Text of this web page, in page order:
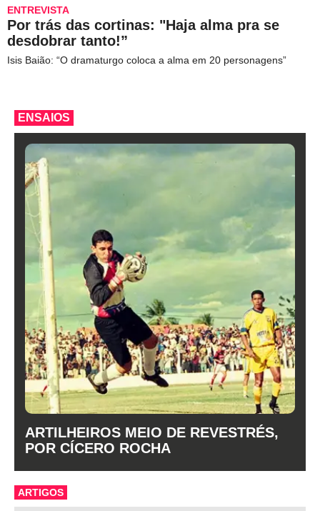
ENTREVISTA
Por trás das cortinas: "Haja alma pra se
desdobrar tanto!”
Isis Baião: “O dramaturgo coloca a alma em 20 personagens”
ENSAIOS
ARTILHEIROS MEIO DE REVESTRÉS,
POR CÍCERO ROCHA
ARTIGOS